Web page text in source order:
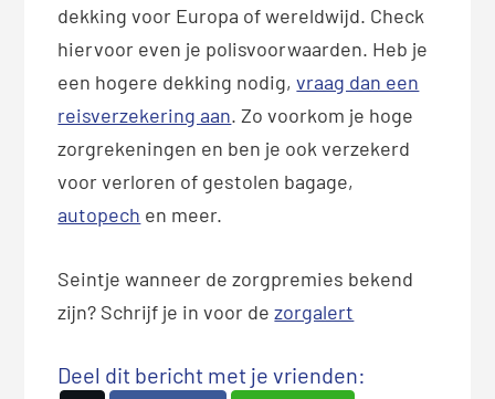
dekking voor Europa of wereldwijd. Check
hiervoor even je polisvoorwaarden. Heb je
een hogere dekking nodig,vraag dan een
reisverzekering aan. Zo voorkom je hoge
zorgrekeningen en ben je ook verzekerd
voor verloren of gestolen bagage,
autopech en meer.
Seintje wanneer de zorgpremies bekend
zijn? Schrijf je in voor dezorgalert
Deel dit bericht met je vrienden: